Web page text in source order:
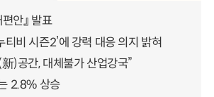
안』 발표
티비 시즌2’에 강력 대응 의지 밝혀
)공간, 대체불가 산업강국”
2.8% 상승